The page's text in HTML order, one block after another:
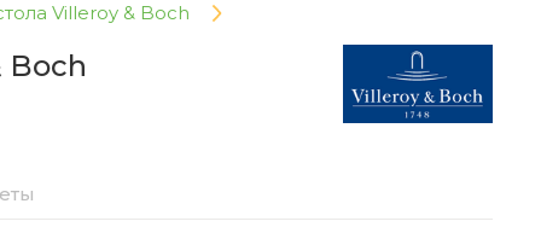
info@kitchen-master.ru
Villeroy & Boch
Boch